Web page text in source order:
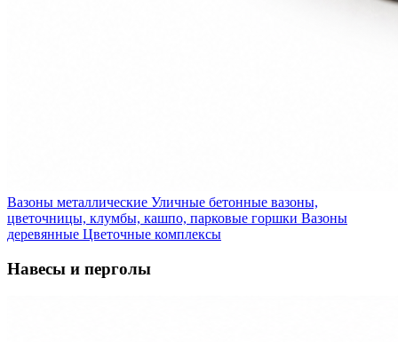
Вазоны металлические Уличные бетонные вазоны,
цветочницы, клумбы, кашпо, парковые горшки Вазоны
деревянные Цветочные комплексы
Навесы и перголы